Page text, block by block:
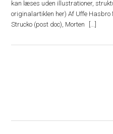
kan læses uden illustrationer,
originalartiklen her) Af Uffe Hasbro
Strucko (post doc), Morten